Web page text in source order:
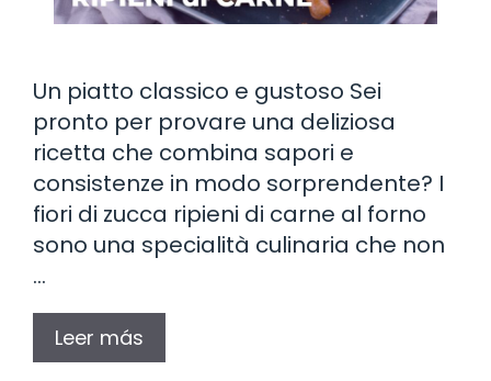
Un piatto classico e gustoso Sei
pronto per provare una deliziosa
ricetta che combina sapori e
consistenze in modo sorprendente? I
fiori di zucca ripieni di carne al forno
sono una specialità culinaria che non
…
Leer más